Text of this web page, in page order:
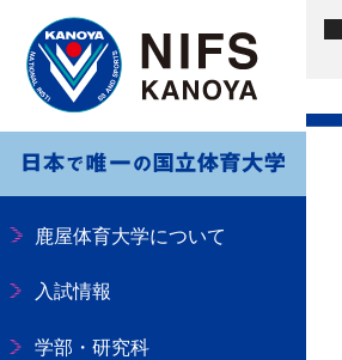
鹿屋体育大学について
入試情報
学部・研究科